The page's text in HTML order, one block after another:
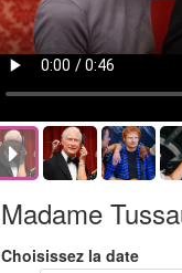
Madame
Choisissez la date